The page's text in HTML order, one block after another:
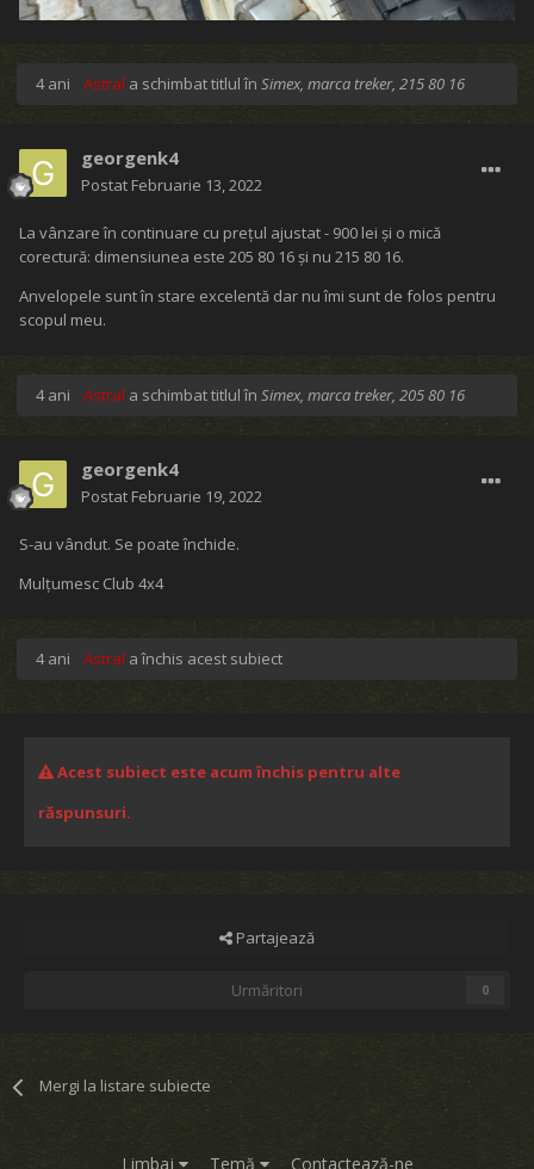
4 ani Astral a schimbat titlul în Simex, marca treker, 215 80 16
georgenk4
Postat Februarie 13, 2022
La vânzare în continuare cu prețul ajustat - 900 lei și o mică
corectură: dimensiunea este 205 80 16 și nu 215 80 16.
Anvelopele sunt în stare excelentă dar nu îmi sunt de folos pentru
scopul meu.
4 ani Astral a schimbat titlul în Simex, marca treker, 205 80 16
georgenk4
Postat Februarie 19, 2022
S-au vândut. Se poate închide.
Mulțumesc Club 4x4
4 ani Astral a închis acest subiect
Acest subiect este acum închis pentru alte
răspunsuri.
Partajează
Urmăritori 0
Mergi la listare subiecte
Limbaj Temă Contactează-ne